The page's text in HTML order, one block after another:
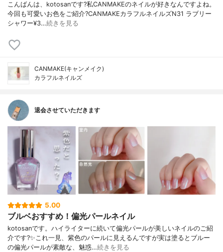
こんばんは、kotosanです?私CANMAKEのネイルが好きなんですよね。
今回も可愛いお色をご紹介?CANMAKEカラフルネイルズN31 ラブリー
シャワー¥3…続きを見る
CANMAKE(キャンメイク)
カラフルネイルズ
退会させていただきます
5.00
ブルベおすすめ！偏光パールネイル
kotosanです。ハイライターに続いて偏光パールが美しいネイルのご紹
介です?✨これ一見、紫色のパールに見えるんですが実は塗るとブルー
の偏光パールが素敵な、魅惑…続きを見る